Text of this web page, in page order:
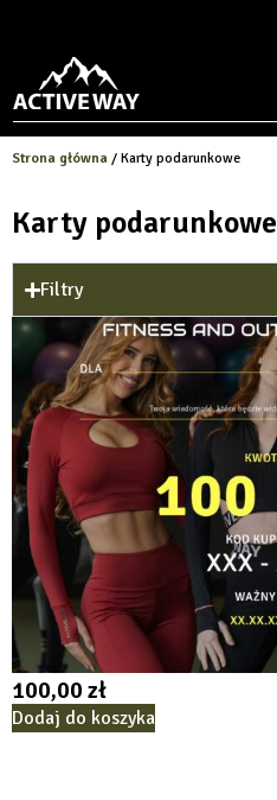
Strona główna / Karty podarunkowe
Karty podarunkowe
Filtry
100,00 zł
Dodaj do koszyka